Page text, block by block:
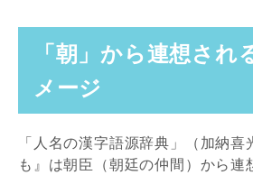
「朝」から連想され
メージ
「人名の漢字語源辞典」（加納喜
も』は朝臣（朝廷の仲間）から連